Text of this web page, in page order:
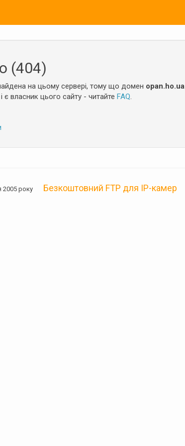
(404)
на цьому сервері, тому що домен opan.ho.ua
власник цього сайту - читайте FAQ.
2005 року Безкоштовний FTP для IP-камер